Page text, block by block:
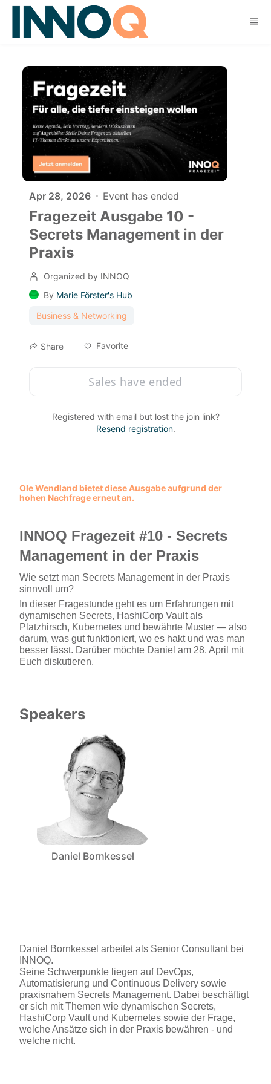
Skip to main content
Apr 28, 2026 Event has ended
Fragezeit Ausgabe 10 -
Secrets Management in der
Praxis
Organized by INNOQ
By Marie Förster's Hub
Business & Networking
Share Favorite
Sales have ended
Registered with email but lost the join link?
Resend registration.
Ole Wendland bietet diese Ausgabe aufgrund der
hohen Nachfrage erneut an.
INNOQ Fragezeit #10 - Secrets
Management in der Praxis
Wie setzt man Secrets Management in der Praxis
sinnvoll um?
In dieser Fragestunde geht es um Erfahrungen mit
dynamischen Secrets, HashiCorp Vault als
Platzhirsch, Kubernetes und bewährte Muster — also
darum, was gut funktioniert, wo es hakt und was man
besser lässt. Darüber möchte Daniel am 28. April mit
Euch diskutieren.
Speakers
Daniel Bornkessel
Daniel Bornkessel arbeitet als Senior Consultant bei
INNOQ.
Seine Schwerpunkte liegen auf DevOps,
Automatisierung und Continuous Delivery sowie
praxisnahem Secrets Management. Dabei beschäftigt
er sich mit Themen wie dynamischen Secrets,
HashiCorp Vault und Kubernetes sowie der Frage,
welche Ansätze sich in der Praxis bewähren - und
welche nicht.